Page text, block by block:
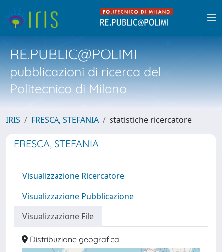
RE.PUBLIC@POLIMI
pubblicazioni di ricerca del
Politecnico di Milano
IRIS FRESCA, STEFANIA statistiche ricercatore
FRESCA, STEFANIA
Visualizzazione Ricercatore
Visualizzazione Pubblicazione
Visualizzazione File
Distribuzione geografica